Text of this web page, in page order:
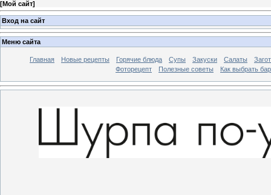
[Мой сайт]
Вход на сайт
Меню сайта
Главная Новые рецепты Горячие блюда Супы Закуски Салаты
Фоторецепт
Полезные советы Как выбрать